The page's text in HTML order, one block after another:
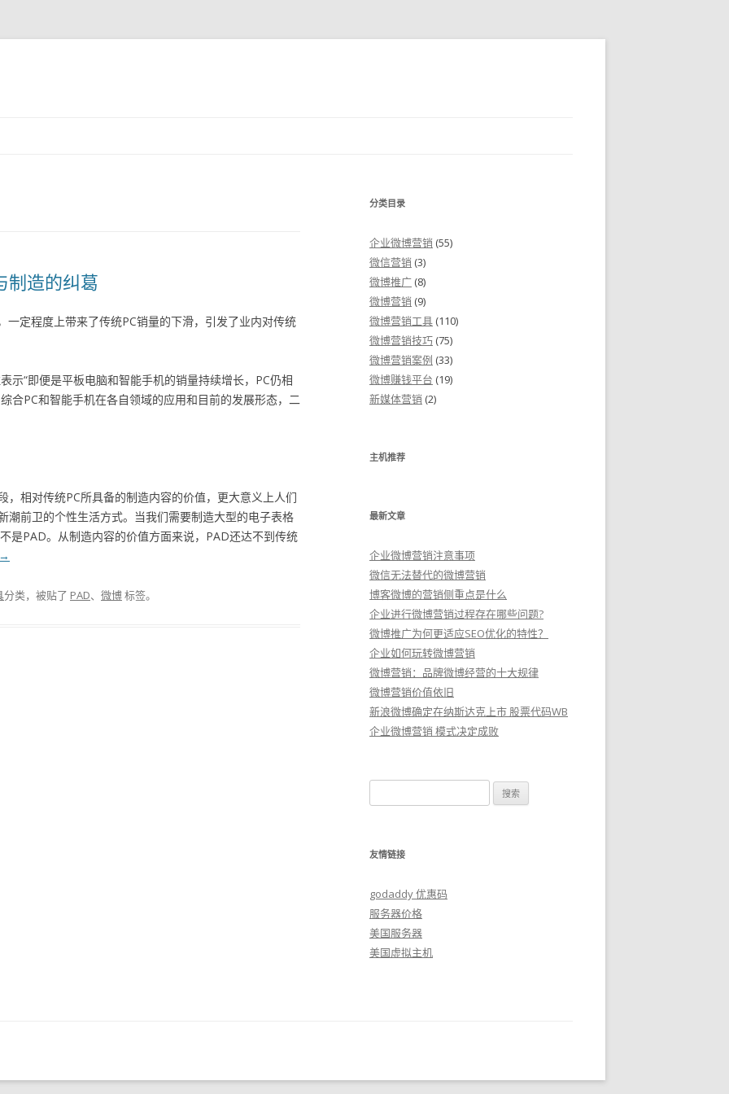
造的纠葛
定程度上带来了传统PC销量的下滑，引发了业内对传统
示“即便是平板电脑和智能手机的销量持续增长，PC仍相
合PC和智能手机在各自领域的应用和目前的发展形态，二
，相对传统PC所具备的制造内容的价值，更大意义上人们
潮前卫的个性生活方式。当我们需要制造大型的电子表格
是PAD。从制造内容的价值方面来说，PAD还达不到传统
分类，被贴了 PAD、 微博标签。
分类目录
企业微博营销 (55)
微信营销 (3)
微博推广 (8)
微博营销 (9)
微博营销工具 (110)
微博营销技巧 (75)
微博营销案例 (33)
微博赚钱平台 (19)
新媒体营销 (2)
主机推荐
最新文章
企业微博营销注意事项
微信无法替代的微博营销
博客微博的营销侧重点是什么
企业进行微博营销过程存在哪些问题?
微博推广为何更适应SEO优化的特性？
企业如何玩转微博营销
微博营销：品牌微博经营的十大规律
微博营销价值依旧
新浪微博确定在纳斯达克上市 股票代码WB
企业微博营销 模式决定成败
索：
友情链接
godaddy 优惠码
服务器价格
美国服务器
美国虚拟主机